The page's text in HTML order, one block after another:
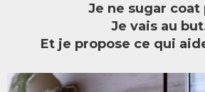
Je ne sugar coat
Je vais au
Et je propose ce qui